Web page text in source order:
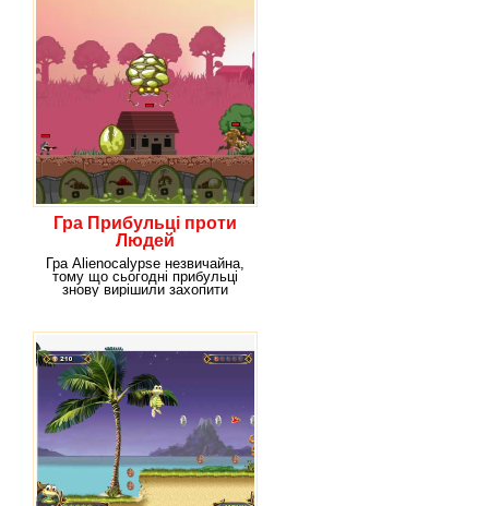
Гра Прибульці проти
Людей
Гра Alienocalypse незвичайна,
тому що сьогодні прибульці
знову вирішили захопити